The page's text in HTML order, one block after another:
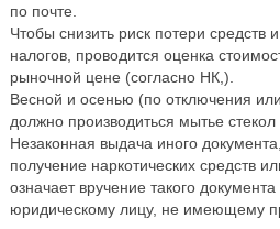
по почте.
Чтобы снизить риск потери средств
налогов, проводится оценка
рыночной цене (согласно НК,).
Весной и осенью (по отключения
должно производиться мытье стекол
Незаконная выдача иного
получение наркотических средств
означает вручение такого
юридическому лицу, не имеющему